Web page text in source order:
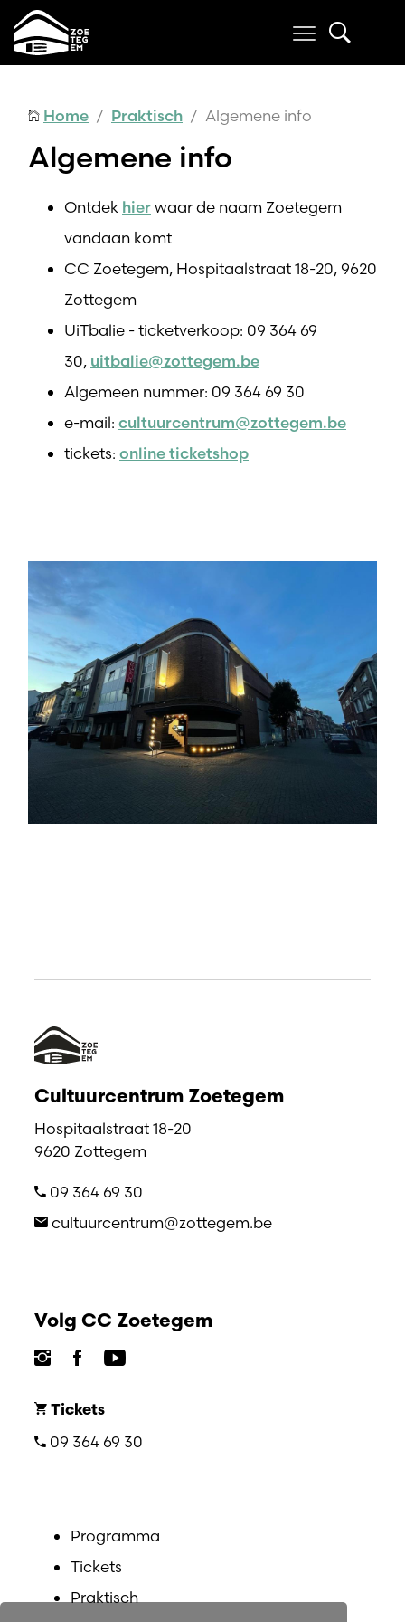
Home / Praktisch / Algemene info
Algemene info
Ontdek hierwaar de naam Zoetegem
vandaan komt
CC Zoetegem, Hospitaalstraat 18-20, 9620
Zottegem
UiTbalie - ticketverkoop: 09 364 69
30, uitbalie@zottegem.be
Algemeen nummer: 09 364 69 30
e-mail: cultuurcentrum@zottegem.be
tickets: online ticketshop
Cultuurcentrum Zoetegem
Hospitaalstraat 18-20
9620 Zottegem
09 364 69 30
cultuurcentrum@zottegem.be
Volg CC Zoetegem
Tickets
09 364 69 30
Programma
Tickets
Praktisch